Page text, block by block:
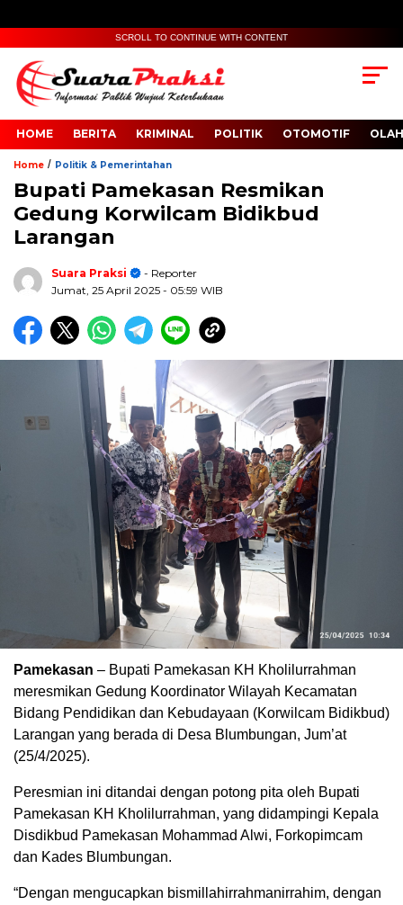
SCROLL TO CONTINUE WITH CONTENT
HOME BERITA KRIMINAL POLITIK OTOMOTIF
Home / Politik & Pemerintahan
Bupati Pamekasan Resmikan
Gedung Korwilcam Bidikbud
Larangan
Suara Praksi
- Reporter
Jumat, 25 April 2025 - 05:59 WIB
Pamekasan – Bupati Pamekasan KH Kholilurrahman
meresmikan Gedung Koordinator Wilayah Kecamatan
Bidang Pendidikan dan Kebudayaan (Korwilcam Bidikbud)
Larangan yang berada di Desa Blumbungan, Jum’at
(25/4/2025).
Peresmian ini ditandai dengan potong pita oleh Bupati
Pamekasan KH Kholilurrahman, yang didampingi Kepala
Disdikbud Pamekasan Mohammad Alwi, Forkopimcam
dan Kades Blumbungan.
“Dengan mengucapkan bismillahirrahmanirrahim, dengan